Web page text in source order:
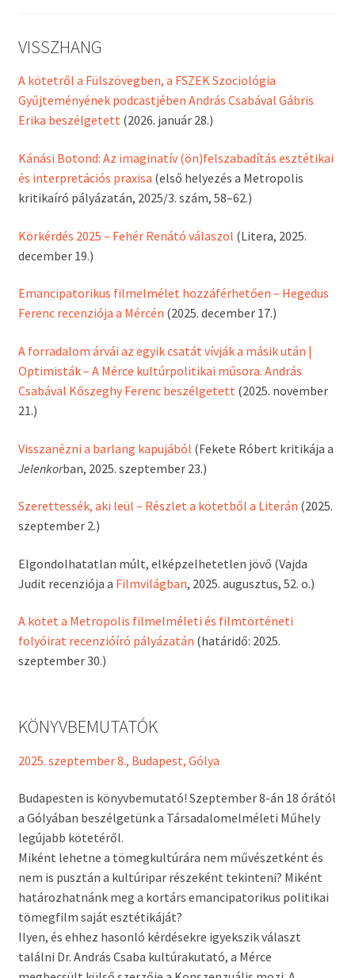
VISSZHANG
A kötetről a Fülszövegben, a FSZEK Szociológia
Gyűjteményének podcastjében András Csabával Gábris
Erika beszélgetett(2026. január 28.)
Kánási Botond: Az imaginatív (ön)felszabadítás esztétikai
és interpretációs praxisa (első helyezés a Metropolis
kritikaíró pályázatán, 2025/3. szám, 58–62.)
Körkérdés 2025 – Fehér Renátó válaszol (Litera, 2025.
december 19.)
Emancipatorikus filmelmélet hozzáférhetően – Hegedüs
Ferenc recenziója a Mércén (2025. december 17.)
A forradalom árvái az egyik csatát vívják a másik után |
Optimisták – A Mérce kultúrpolitikai műsora. András
Csabával Kőszeghy Ferenc beszélgetett (2025. november
21.)
Visszanézni a barlang kapujából (Fekete Róbert kritikája a
Jelenkorban, 2025. szeptember 23.)
Szerettessék, aki leül – Részlet a kötetből a Literán (2025.
szeptember 2.)
Elgondolhatatlan múlt, elképzelhetetlen jövő (Vajda
Judit recenziója a Filmvilágban, 2025. augusztus, 52. o.)
A kötet a Metropolis filmelméleti és filmtörténeti
folyóirat recenzióíró pályázatán (határidő: 2025.
szeptember 30.)
KÖNYVBEMUTATÓK
2025. szeptember 8., Budapest, Gólya
Budapesten is könyvbemutató! Szeptember 8-án 18 órától
a Gólyában beszélgetünk a Társadalomelméleti Műhely
legújabb kötetéről.
Miként lehetne a tömegkultúrára nem művészetként és
nem is pusztán a kultúripar részeként tekinteni? Miként
határozhatnánk meg a kortárs emancipatorikus politikai
tömegfilm saját esztétikáját?
Ilyen, és ehhez hasonló kérdésekre igyekszik választ
találni Dr. András Csaba kultúrakutató, a Mérce